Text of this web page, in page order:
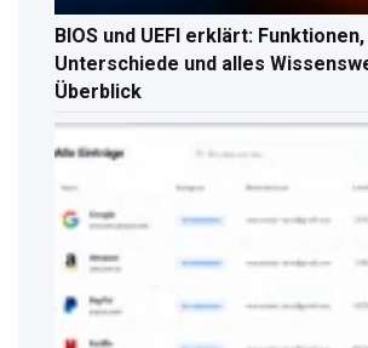
BIOS und UEFI erklärt: Funktionen,
Unterschiede und alles
Überblick